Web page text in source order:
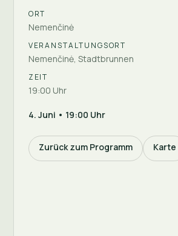
ORT
Nemenčinė
VERANSTALTUNGSORT
Nemenčinė, Stadtbrunnen
ZEIT
19:00 Uhr
4. Juni • 19:00 Uhr
Zurück zum Programm Karte